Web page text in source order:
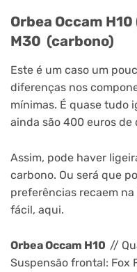
Orbea Occam
M30 (carbono)
Este é um caso um
diferenças nos
mínimas. É quase tudo
ainda são 400 euros
Assim, pode haver
carbono. Ou será que
preferências recaem
fácil, aqui.
Orbea Occam H10 //
Suspensão frontal: Fox